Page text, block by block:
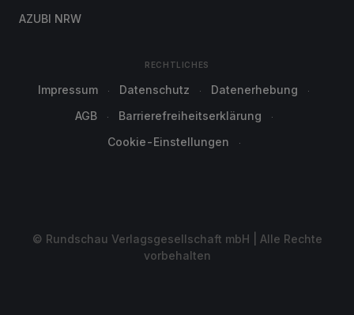
AZUBI NRW
RECHTLICHES
Impressum Datenschutz
Datenerhebung
AGB
Barrierefreiheitserklärung
Cookie-Einstellungen
© Rundschau Verlagsgesellschaft mbH | Alle Rechte
vorbehalten